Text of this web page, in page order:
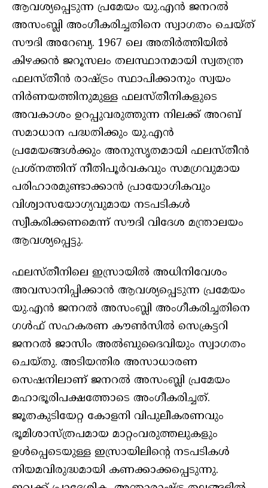
ആവശ്യപ്പെടുന്ന പ്രമേയം യു.എന്‍ ജനറല്‍
അസംബ്ലി അംഗീകരിച്ചതിനെ സ്വാഗതം ചെയ്ത്
സൗദി അറേബ്യ. 1967 ലെ അതിര്‍ത്തിയില്‍
കിഴക്കന്‍ ജറൂസലം തലസ്ഥാനമായി സ്വതന്ത്ര
ഫലസ്തീന്‍ രാഷ്ട്രം സ്ഥാപിക്കാനും സ്വയം
നിര്‍ണയത്തിനുമുള്ള ഫലസ്തീനികളുടെ
അവകാശം ഉറപ്പുവരുത്തുന്ന നിലക്ക് അറബ്
സമാധാന പദ്ധതിക്കും യു.എന്‍
പ്രമേയങ്ങള്‍ക്കും അനുസൃതമായി ഫലസ്തീന്‍
പ്രശ്‌നത്തിന് നീതിപൂര്‍വകവും സമഗ്രവുമായ
പരിഹാരമുണ്ടാക്കാന്‍ പ്രായോഗികവും
വിശ്വാസയോഗ്യവുമായ നടപടികള്‍
സ്വീകരിക്കണമെന്ന് സൗദി വിദേശ മന്ത്രാലയം
ആവശ്യപ്പെട്ടു.
ഫലസ്തീനിലെ ഇസ്രായില്‍ അധിനിവേശം
അവസാനിപ്പിക്കാന്‍ ആവശ്യപ്പെടുന്ന പ്രമേയം
യു.എന്‍ ജനറല്‍ അസംബ്ലി അംഗീകരിച്ചതിനെ
ഗള്‍ഫ് സഹകരണ കൗണ്‍സില്‍ സെക്രട്ടറി
ജനറല്‍ ജാസിം അല്‍ബുദൈവിയും സ്വാഗതം
ചെയ്തു. അടിയന്തിര അസാധാരണ
സെഷനിലാണ് ജനറല്‍ അസംബ്ലി പ്രമേയം
മഹാഭൂരിപക്ഷത്തോടെ അംഗീകരിച്ചത്.
ജൂതകുടിയേറ്റ കോളനി വിപുലീകരണവും
ഭൂമിശാസ്ത്രപമായ മാറ്റംവരുത്തലുകളും
ഉള്‍പ്പെടെയുള്ള ഇസ്രായിലിന്റെ നടപടികള്‍
നിയമവിരുദ്ധമായി കണക്കാക്കപ്പെടുന്നു.